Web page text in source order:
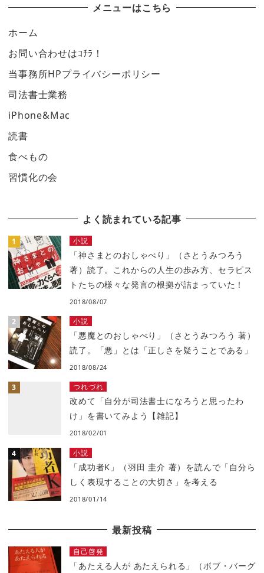
メニューはこちら
ホーム
お問い合わせはｺﾁﾗ！
当事務所HPプライバシーポリシー
司法書士業務
iPhone&Mac
読書
食べもの
習慣化の会
よく読まれている記事
小説
「神さまとのおしゃべり」（さとうみつろう
著）読了。これからの人生の歩み方、セラピス
トたちの様々な発言の根拠が詰まっていた！
2018/08/07
小説
「悪魔とのおしゃべり」（さとうみつろう 著）
読了。「悪」とは「正しさを疑うことである」
2018/08/24
つれづれ
改めて「自分が司法書士になろうと思ったわ
け」を書いてみよう【雑記】
2018/02/01
小説
「成功者K」（羽田 圭介 著）を読んで「自分ら
しく表現することの大切さ」を考える
2018/01/14
最新投稿
自己啓発
「あたえる人が あたえられる」（ボブ・バーグ